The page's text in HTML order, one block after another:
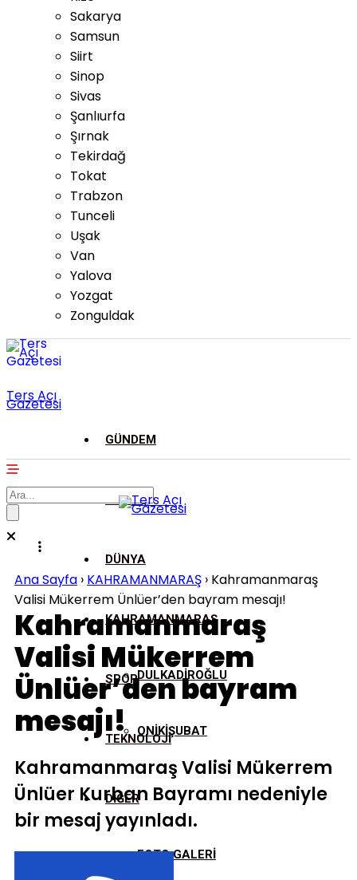
Sakarya
Samsun
Siirt
Sinop
Sivas
Şanlıurfa
Şırnak
Tekirdağ
Tokat
Trabzon
Tunceli
Uşak
Van
Yalova
Yozgat
Zonguldak
Ters Açı
Gazetesi
GÜNDEM
ASAYİŞ
DÜNYA
KAHRAMANMARAŞ
DULKADİROĞLU
ONİKİŞUBAT
SPOR
TEKNOLOJİ
DİĞER
FOTO GALERİ
Ana Sayfa › KAHRAMANMARAŞ › Kahramanmaraş
Valisi Mükerrem Ünlüer’den bayram mesajı!
Kahramanmaraş
Valisi Mükerrem
Ünlüer’den bayram
mesajı!
Kahramanmaraş Valisi Mükerrem
Ünlüer Kurban Bayramı nedeniyle
bir mesaj yayınladı.